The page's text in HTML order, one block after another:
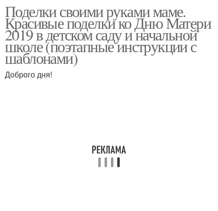
Поделка для мамы Руки из бумаги
Поделки из бумаги
Поделки своими руками маме.
Красивые поделки ко Дню Матери
2019 в детском саду и начальной
школе (поэтапные инструкции с
шаблонами)
Доброго дня!